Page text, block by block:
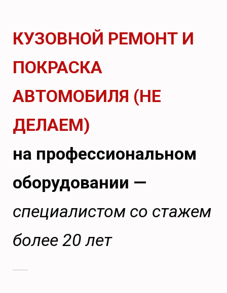
КУЗОВНОЙ РЕМОНТ И
ПОКРАСКА
АВТОМОБИЛЯ (НЕ
ДЕЛАЕМ)
на профессиональном
оборудовании —
специалистом со стажем
более 20 лет